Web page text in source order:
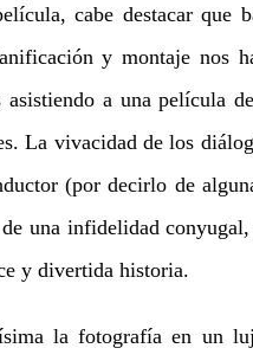
cabe destacar que
y montaje nos
asistiendo a una película
La vivacidad de los
(por decirlo de
una infidelidad
y divertida historia.
la fotografía en un